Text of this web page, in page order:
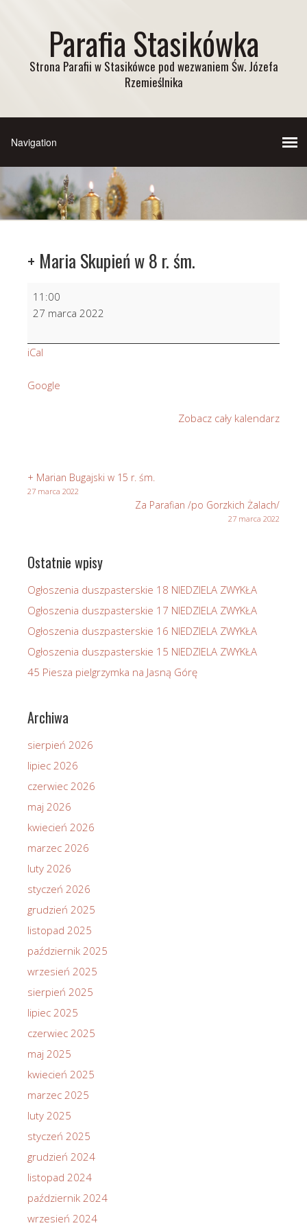
Parafia Stasikówka
Strona Parafii w Stasikówce pod wezwaniem Św. Józefa
Rzemieślnika
+ Maria Skupień w 8 r. śm.
Maria
8
śm.
11:00
27 marca 2022
iCal
Google
Zobacz cały kalendarz
+ Marian Bugajski w 15 r. śm.
27 marca 2022
Za Parafian /po Gorzkich Żalach/
27 marca 2022
Ostatnie wpisy
Ogłoszenia duszpasterskie 18 NIEDZIELA ZWYKŁA
Ogłoszenia duszpasterskie 17 NIEDZIELA ZWYKŁA
Ogłoszenia duszpasterskie 16 NIEDZIELA ZWYKŁA
Ogłoszenia duszpasterskie 15 NIEDZIELA ZWYKŁA
45 Piesza pielgrzymka na Jasną Górę
Archiwa
sierpień 2026
lipiec 2026
czerwiec 2026
maj 2026
kwiecień 2026
marzec 2026
luty 2026
styczeń 2026
grudzień 2025
listopad 2025
październik 2025
wrzesień 2025
sierpień 2025
lipiec 2025
czerwiec 2025
maj 2025
kwiecień 2025
marzec 2025
luty 2025
styczeń 2025
grudzień 2024
listopad 2024
październik 2024
wrzesień 2024